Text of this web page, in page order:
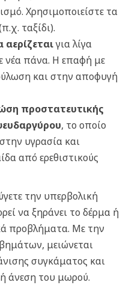
Χρησιμοποιείστε τα
ταξίδι).
για λίγα
νέα πάνα. Η επαφή με
και στην αποφυγή
προστατευτικής
, το οποίο
υγρασία και
από ερεθιστικούς
την υπερβολική
να ξηράνει το δέρμα ή
προβλήματα. Με την
μειώνεται
συγκάματος και
άνεση του μωρού.